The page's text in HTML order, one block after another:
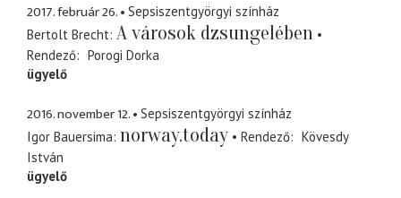
2017. február 26.
Sepsiszentgyörgyi színház
Bertolt Brecht A városok dzsungelében
Rendező
Porogi Dorka
ügyelő
2016. november 12.
Sepsiszentgyörgyi színház
Igor Bauersima norway.today Rendező
Kövesdy
István
ügyelő